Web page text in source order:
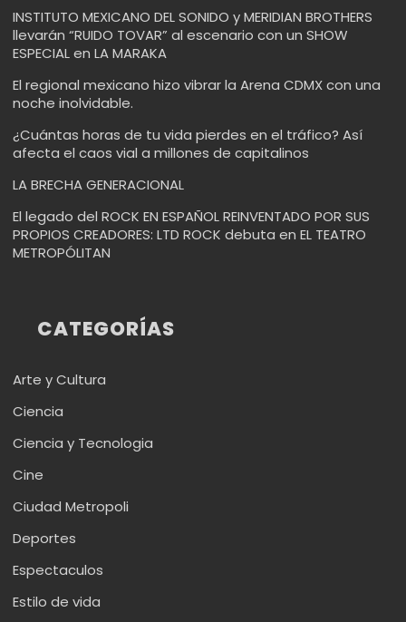
INSTITUTO MEXICANO DEL SONIDO y MERIDIAN BROTHERS
llevarán “RUIDO TOVAR” al escenario con un SHOW
ESPECIAL en LA MARAKA
El regional mexicano hizo vibrar la Arena CDMX con una
noche inolvidable.
¿Cuántas horas de tu vida pierdes en el tráfico? Así
afecta el caos vial a millones de capitalinos
LA BRECHA GENERACIONAL
El legado del ROCK EN ESPAÑOL REINVENTADO POR SUS
PROPIOS CREADORES: LTD ROCK debuta en EL TEATRO
METROPÓLITAN
CATEGORÍAS
Arte y Cultura
Ciencia
Ciencia y Tecnologia
Cine
Ciudad Metropoli
Deportes
Espectaculos
Estilo de vida